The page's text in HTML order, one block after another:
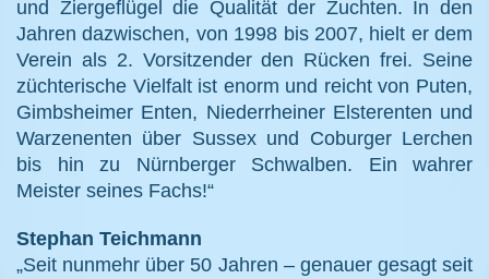
und Ziergeflügel die Qualität der Zuchten. In den
Jahren dazwischen, von 1998 bis 2007, hielt er dem
Verein als 2. Vorsitzender den Rücken frei. Seine
züchterische Vielfalt ist enorm und reicht von Puten,
Gimbsheimer Enten, Niederrheiner Elsterenten und
Warzenenten über Sussex und Coburger Lerchen
bis hin zu Nürnberger Schwalben. Ein wahrer
Meister seines Fachs!“
Stephan Teichmann
„Seit nunmehr über 50 Jahren – genauer gesagt seit